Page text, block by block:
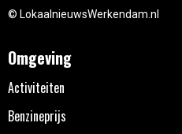
© LokaalnieuwsWerkendam.nl
Omgeving
Activiteiten
Benzineprijs